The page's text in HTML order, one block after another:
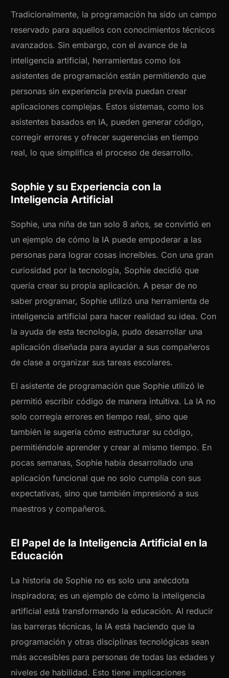
Tradicionalmente, la programación ha sido un campo
reservado para aquellos con conocimientos técnicos
avanzados. Sin embargo, con el avance de la
inteligencia artificial, herramientas como los
asistentes de programación están permitiendo que
personas sin experiencia previa puedan crear
aplicaciones complejas. Estos sistemas, como los
asistentes basados en IA, pueden generar código,
corregir errores y ofrecer sugerencias en tiempo
real, lo que simplifica el proceso de desarrollo.
Sophie y su Experiencia con la
Inteligencia Artificial
Sophie, una niña de tan solo 8 años, se convirtió en
un ejemplo de cómo la IA puede empoderar a las
personas para lograr cosas increíbles. Con una gran
curiosidad por la tecnología, Sophie decidió que
quería crear su propia aplicación. A pesar de no
saber programar, Sophie utilizó una herramienta de
inteligencia artificial para hacer realidad su idea. Con
la ayuda de esta tecnología, pudo desarrollar una
aplicación diseñada para ayudar a sus compañeros
de clase a organizar sus tareas escolares.
El asistente de programación que Sophie utilizó le
permitió escribir código de manera intuitiva. La IA no
solo corregía errores en tiempo real, sino que
también le sugería cómo estructurar su código,
permitiéndole aprender y crear al mismo tiempo. En
pocas semanas, Sophie había desarrollado una
aplicación funcional que no solo cumplía con sus
expectativas, sino que también impresionó a sus
maestros y compañeros.
El Papel de la Inteligencia Artificial en la
Educación
La historia de Sophie no es solo una anécdota
inspiradora; es un ejemplo de cómo la inteligencia
artificial está transformando la educación. Al reducir
las barreras técnicas, la IA está haciendo que la
programación y otras disciplinas tecnológicas sean
más accesibles para personas de todas las edades y
niveles de habilidad. Esto tiene implicaciones